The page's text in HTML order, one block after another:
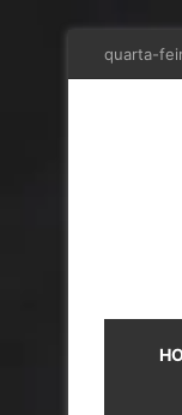
quarta-